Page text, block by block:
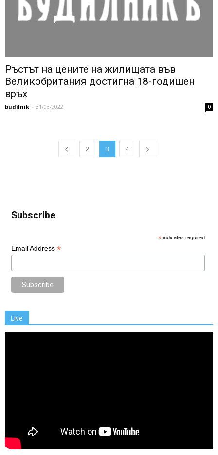
Ръстът на цените на жилищата във
Великобритания достигна 18-годишен
връх
budilnik - 31/03/2022 0
2 3 4
Subscribe
* indicates required
Email Address *
Live